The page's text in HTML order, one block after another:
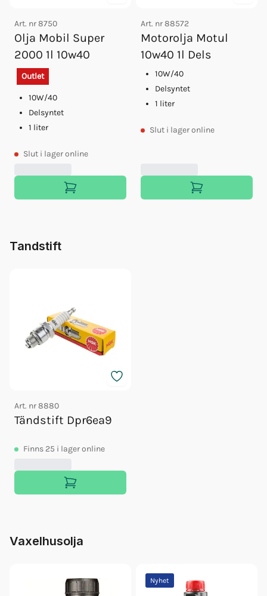
Art. nr8750
Olja Mobil Super
2000 1l 10w40
Outlet
10W/40
Delsyntet
1 liter
Slut i lager online
Art. nr88572
Motorolja Motul
10w40 1l Dels
10W/40
Delsyntet
1 liter
Slut i lager online
Tandstift
Art. nr8880
Tändstift Dpr6ea9
Finns 25 i lager online
Vaxelhusolja
Nyhet